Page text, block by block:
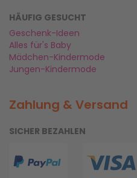
HÄUFIG GESUCHT
Geschenk-Ideen
Alles für's Baby
Mädchen-Kindermode
Jungen-Kindermode
Zahlung & Versand
SICHER BEZAHLEN